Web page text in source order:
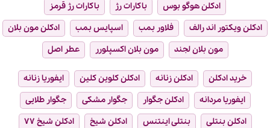
ادکلن هوگو بوس
باکارات رژ
باکارات رژ قرمز
ادکلن ویکتور اند رالف
فلاور بمب اسپایس بمب
ادکلن مون بلان
مون بلان لجند
مون بلان اکسپلورر عطر اصل
خرید ادکلن ادکلن زنانه ادکلن کلوین کلین
ایفوریا زنانه
ایفوریا مردانه
ادکلن جگوار جگوار مشکی
جگوار طلایی
ادکلن بنتلی
بنتلی اینتنس ادکلن شیخ
ادکلن شیخ ۷۷